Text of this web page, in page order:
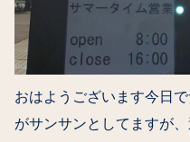
おはようございます今日
がサンサンとしてますが